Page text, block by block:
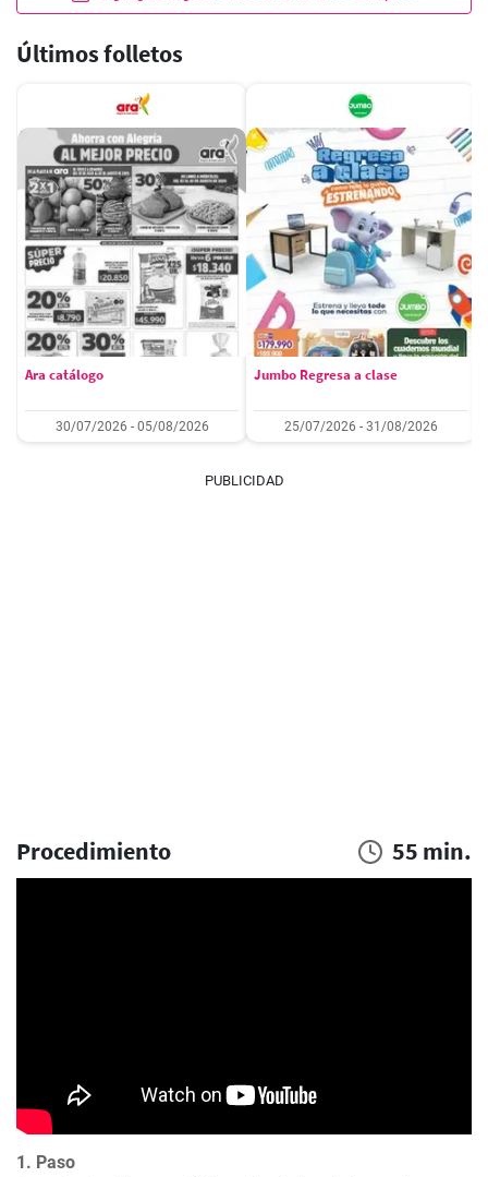
Últimos folletos
Ara catálogo
30/07/2026 - 05/08/2026
Jumbo Regresa a clase
25/07/2026 - 31/08/2026
PUBLICIDAD
Procedimiento 55 min.
1. Paso